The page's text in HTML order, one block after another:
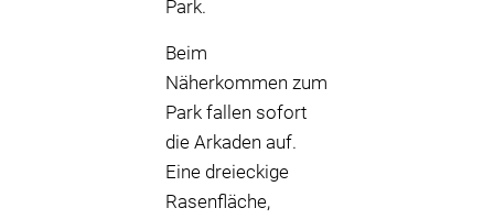
Park.
Beim
Näherkommen zum
Park fallen sofort
die Arkaden auf.
Eine dreieckige
Rasenfläche,